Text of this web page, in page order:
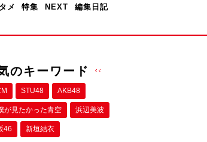
メ 特集 NEXT 編集日記
のキーワード
STU48 AKB48
が⾒たかった⻘空 浜辺美波
46 新垣結衣